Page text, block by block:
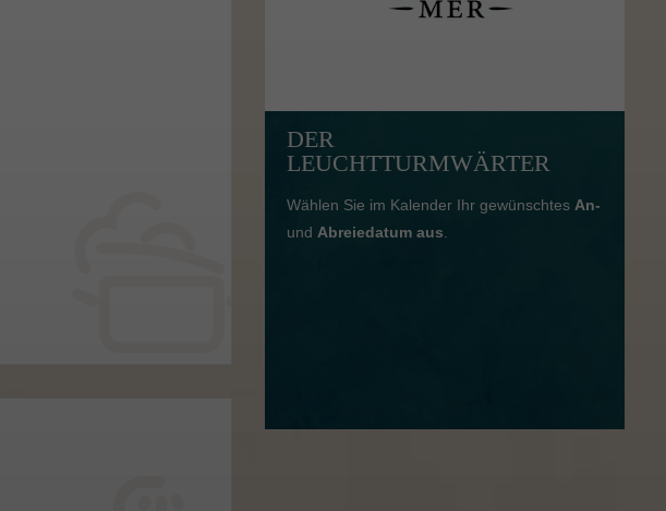
DER
LEUCHTTURMWÄRTER
Wählen Sie im Kalender Ihr gewünschtes An-
und Abreiedatum aus.